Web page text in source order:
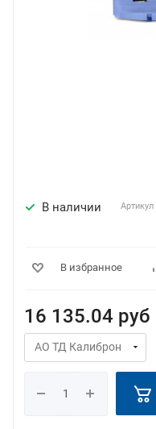
В наличии Артикул
В избранное
16 135.04 руб